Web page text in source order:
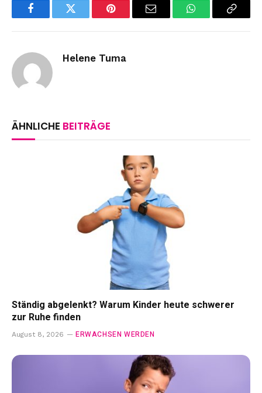
FacebookTwitter Pinterest Email WhatsAppCopy
Helene Tuma
ÄHNLICHE BEITRÄGE
Ständig abgelenkt? Warum Kinder heute schwerer
zur Ruhe finden
August 8, 2026 ERWACHSEN WERDEN